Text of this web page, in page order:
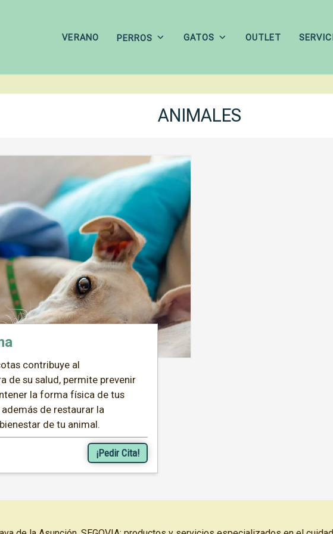
VERANO PERROS GATOS OUTLET
ANIMALES
contribuye al
de su salud, permite prevenir
la forma física de tus
de restaurar la
de tu animal.
¡Pedir Cita!